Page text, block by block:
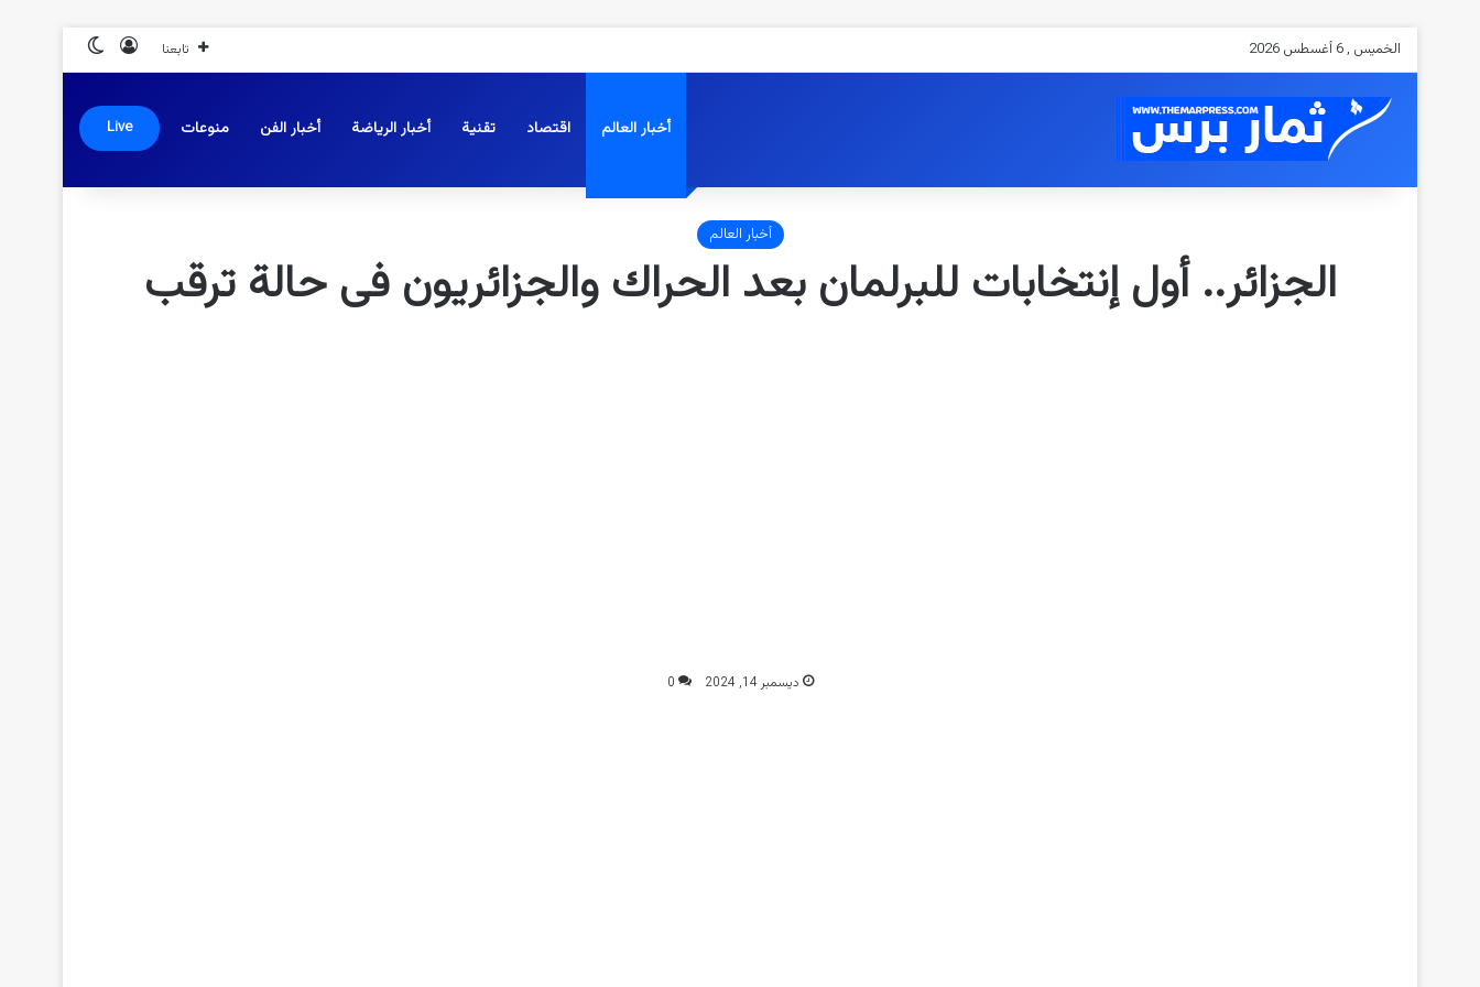
الخميس , 6 أغسطس 2026 تابعنا تسجيل الدخول
أخبار العالم اقتصاد تقنية أخبار الرياضة أخبار الفن منوعات Live
أخبار العالم
الجزائر.. أول إنتخابات للبرلمان بعد الحراك والجزائريون فى حالة ترقب
ديسمبر 14, 2024 0